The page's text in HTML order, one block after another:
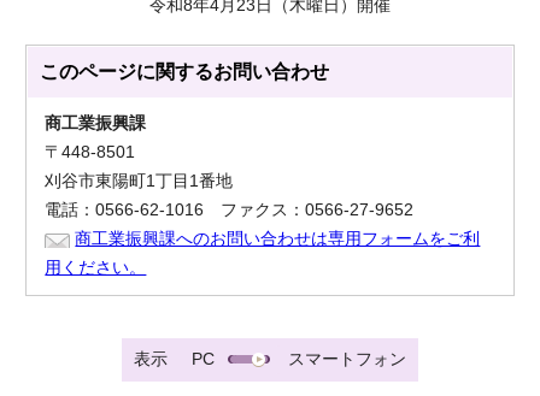
令和8年4月23日（木曜日）開催
このページに関するお問い合わせ
商工業振興課
〒448-8501
刈谷市東陽町1丁目1番地
電話：0566-62-1016 ファクス：0566-27-9652
商工業振興課へのお問い合わせは専用フォームをご利
用ください。
表示 PC スマートフォン